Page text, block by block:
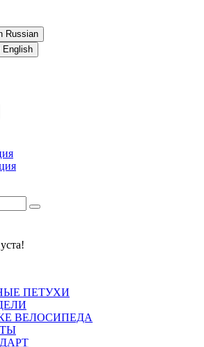
Russian
English
ПЕТУХИ
ВЕЛОСИПЕДА